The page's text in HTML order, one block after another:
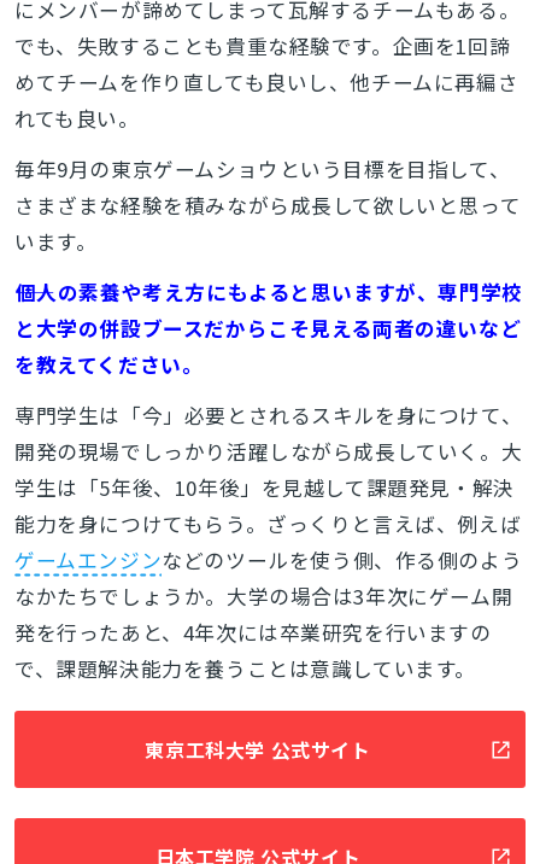
にメンバーが諦めてしまって瓦解するチームもある。
でも、失敗することも貴重な経験です。企画を1回諦
めてチームを作り直しても良いし、他チームに再編さ
れても良い。
毎年9月の東京ゲームショウという目標を目指して、
さまざまな経験を積みながら成長して欲しいと思って
います。
――個人の素養や考え方にもよると思いますが、専門学校
と大学の併設ブースだからこそ見える両者の違いなど
を教えてください。
専門学生は「今」必要とされるスキルを身につけて、
開発の現場でしっかり活躍しながら成長していく。大
学生は「5年後、10年後」を見越して課題発見・解決
能力を身につけてもらう。ざっくりと言えば、例えば
ゲームエンジンなどのツールを使う側、作る側のよう
なかたちでしょうか。大学の場合は3年次にゲーム開
発を行ったあと、4年次には卒業研究を行いますの
で、課題解決能力を養うことは意識しています。
東京工科大学 公式サイト
日本工学院 公式サイト